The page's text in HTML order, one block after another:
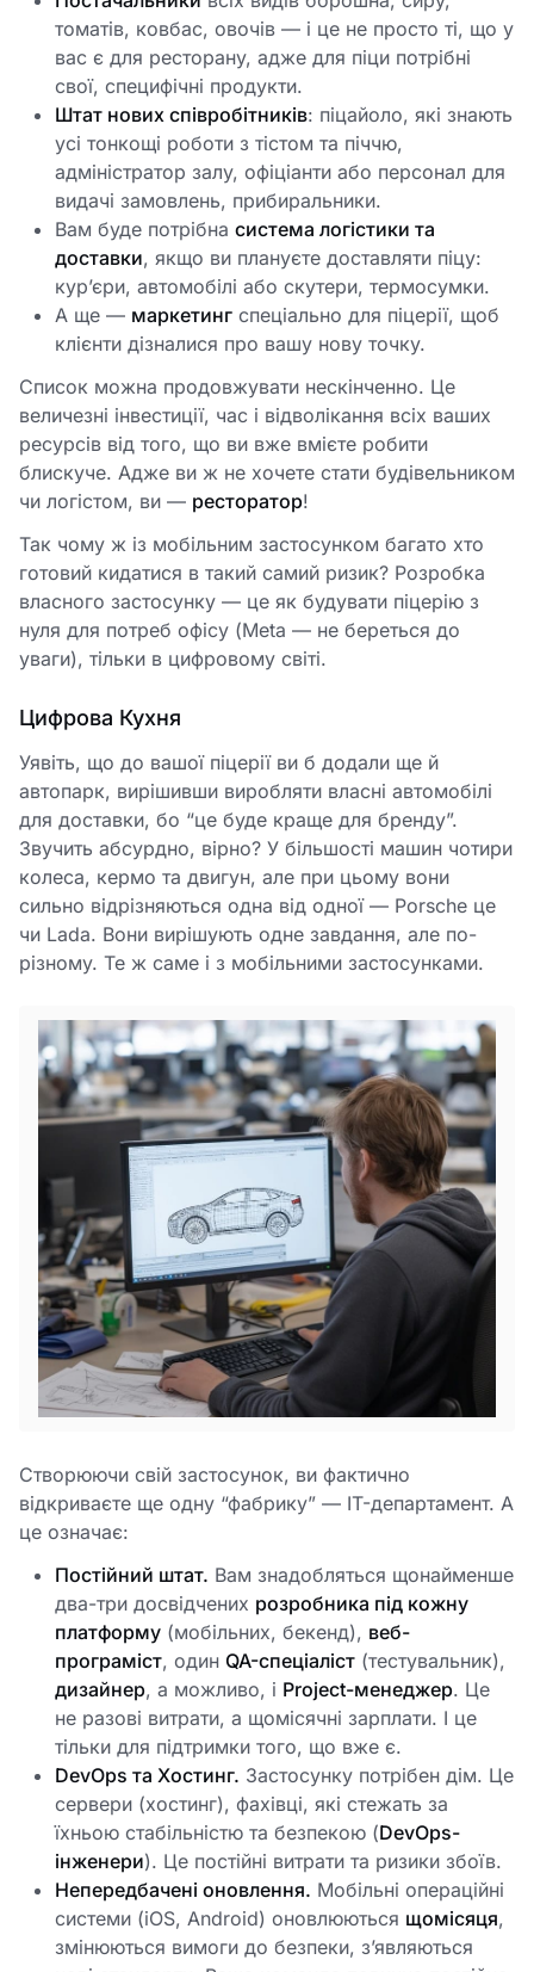
томатів, ковбас, овочів — і це не просто ті, що у
вас є для ресторану, адже для піци потрібні
свої, специфічні продукти.
Штат нових співробітників: піцайоло, які знають
усі тонкощі роботи з тістом та піччю,
адміністратор залу, офіціанти або персонал для
видачі замовлень, прибиральники.
Вам буде потрібна система логістики та
доставки, якщо ви плануєте доставляти піцу:
кур’єри, автомобілі або скутери, термосумки.
А ще — маркетинг спеціально для піцерії, щоб
клієнти дізналися про вашу нову точку.
Список можна продовжувати нескінченно. Це
величезні інвестиції, час і відволікання всіх ваших
ресурсів від того, що ви вже вмієте робити
блискуче. Адже ви ж не хочете стати будівельником
чи логістом, ви — ресторатор!
Так чому ж із мобільним застосунком багато хто
готовий кидатися в такий самий ризик? Розробка
власного застосунку — це як будувати піцерію з
нуля для потреб офісу (Meta — не береться до
уваги), тільки в цифровому світі.
Цифрова Кухня
Уявіть, що до вашої піцерії ви б додали ще й
автопарк, вирішивши виробляти власні автомобілі
для доставки, бо “це буде краще для бренду”.
Звучить абсурдно, вірно? У більшості машин чотири
колеса, кермо та двигун, але при цьому вони
сильно відрізняються одна від одної — Porsche це
чи Lada. Вони вирішують одне завдання, але по-
різному. Те ж саме і з мобільними застосунками.
Створюючи свій застосунок, ви фактично
відкриваєте ще одну “фабрику” — IT-департамент. А
це означає:
Постійний штат. Вам знадобляться щонайменше
два-три досвідчених розробника під кожну
платформу (мобільних, бекенд), веб-
програміст, один QA-спеціаліст (тестувальник),
дизайнер, а можливо, і Project-менеджер. Це
не разові витрати, а щомісячні зарплати. І це
тільки для підтримки того, що вже є.
DevOps та Хостинг. Застосунку потрібен дім. Це
сервери (хостинг), фахівці, які стежать за
їхньою стабільністю та безпекою (DevOps-
інженери). Це постійні витрати та ризики збоїв.
Непередбачені оновлення. Мобільні операційні
системи (iOS, Android) оновлюються щомісяця,
змінюються вимоги до безпеки, з’являються